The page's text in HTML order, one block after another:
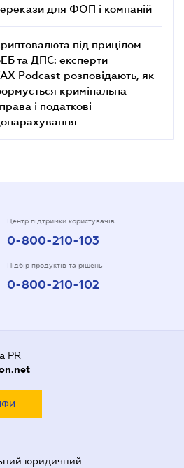
для ФОП і компаній
під прицілом
та ДПС: експерти
Podcast розповідають, як
кримінальна
і податкові
Центр підтримки користувачів
0-800-210-103
Підбір продуктів та рішень
0-800-210-102
PR
юридичний